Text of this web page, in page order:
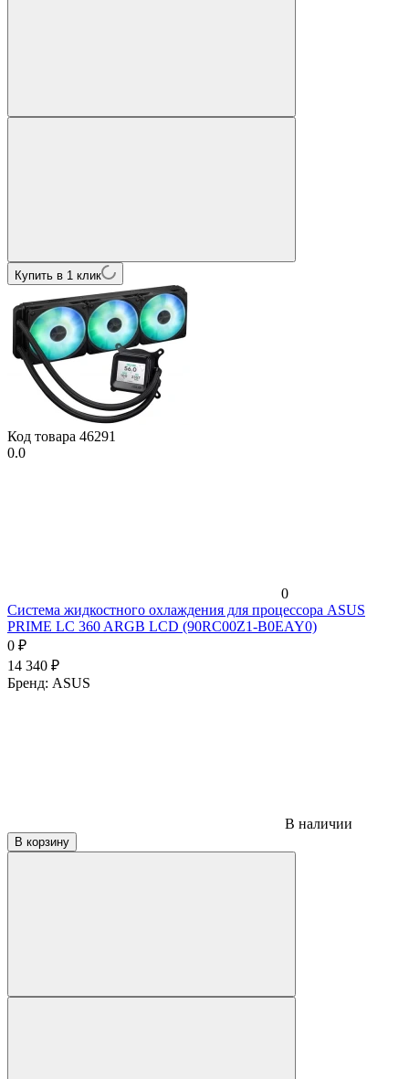
Купить в 1 клик
Код товара 46291
0.0
0
Система жидкостного охлаждения для процессора ASUS
PRIME LC 360 ARGB LCD (90RC00Z1-B0EAY0)
0 ₽
14 340 ₽
Бренд: ASUS
В наличии
В корзину